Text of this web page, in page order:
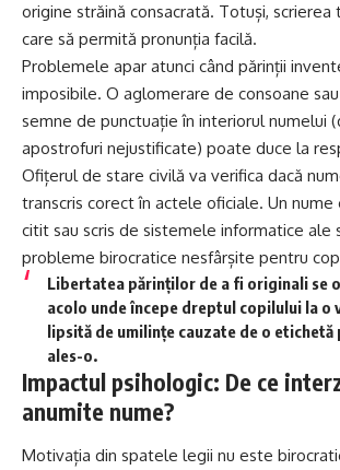
origine străină consacrată. Totuși, scrierea
care să permită pronunția facilă.
Problemele apar atunci când părinții
imposibile. O aglomerare de consoane
semne de punctuație în interiorul numelui
apostrofuri nejustificate) poate duce la
Ofițerul de stare civilă va verifica dacă
transcris corect în actele oficiale. Un nume
citit sau scris de sistemele informatice ale
probleme birocratice nesfârșite pentru
Libertatea părinților de a fi originali se
acolo unde începe dreptul copilului la o
lipsită de umilințe cauzate de o etichetă
ales-o.
Impactul psihologic: De ce
anumite nume?
Motivația din spatele legii nu este